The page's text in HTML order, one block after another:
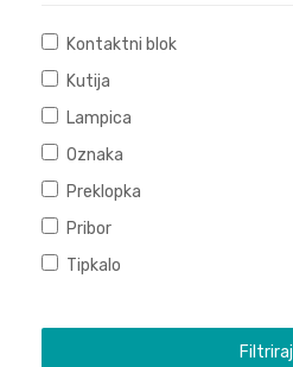
Kontaktni blok
Kutija
Lampica
Oznaka
Preklopka
Pribor
Tipkalo
Filtriraj